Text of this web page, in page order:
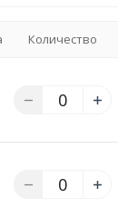
Количество